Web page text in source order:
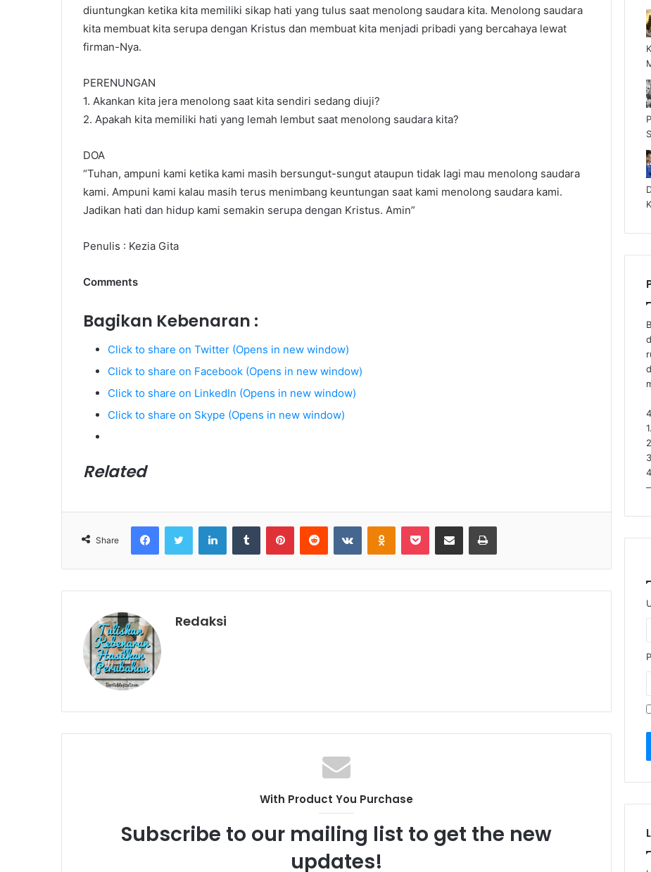
diuntungkan ketika kita memiliki sikap hati yang tulus saat menolong saudara kita. Menolong saudara
kita membuat kita serupa dengan Kristus dan membuat kita menjadi pribadi yang bercahaya lewat
firman-Nya.
PERENUNGAN
1. Akankan kita jera menolong saat kita sendiri sedang diuji?
2. Apakah kita memiliki hati yang lemah lembut saat menolong saudara kita?
DOA
“Tuhan, ampuni kami ketika kami masih bersungut-sungut ataupun tidak lagi mau menolong saudara
kami. Ampuni kami kalau masih terus menimbang keuntungan saat kami menolong saudara kami.
Jadikan hati dan hidup kami semakin serupa dengan Kristus. Amin”
Penulis : Kezia Gita
Comments
Bagikan Kebenaran :
Click to share on Twitter (Opens in new window)
Click to share on Facebook (Opens in new window)
Click to share on LinkedIn (Opens in new window)
Click to share on Skype (Opens in new window)
Related
Share
Redaksi
With Product You Purchase
Subscribe to our mailing list to get the new
updates!